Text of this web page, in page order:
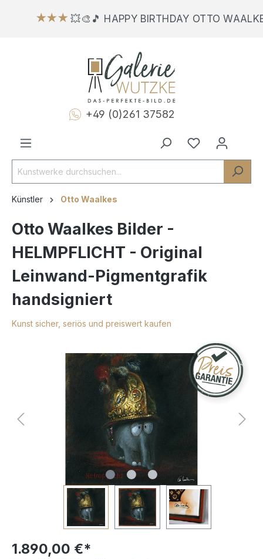
★★★💥🎨🎵 HAPPY BIRTHDAY OTTO
+49 (0)261 37582
Künstler Otto Waalkes
Otto Waalkes Bilder -
HELMPFLICHT - Original
Leinwand-Pigmentgrafik
handsigniert
Kunst sicher, seriös und preiswert kaufen
1.890,00 €*